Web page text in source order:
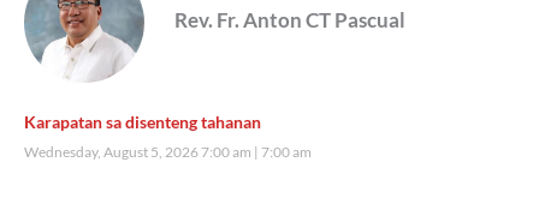
Rev. Fr. Anton CT Pascual
Karapatan sa disenteng tahanan
Wednesday, August 5, 2026 7:00 am 7:00 am